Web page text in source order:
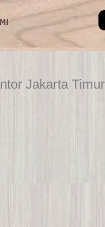
Jakarta Timur